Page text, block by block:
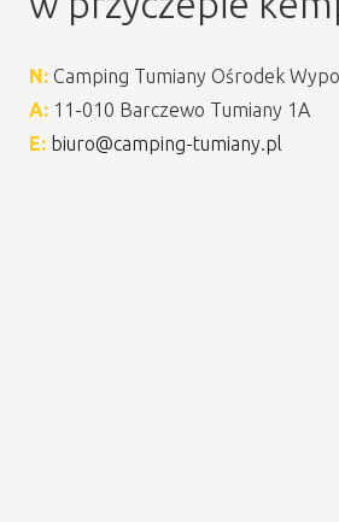
N: Camping Tumiany Ośrodek
A: 11-010 Barczewo Tumiany 1A
E: biuro@camping-tumiany.pl